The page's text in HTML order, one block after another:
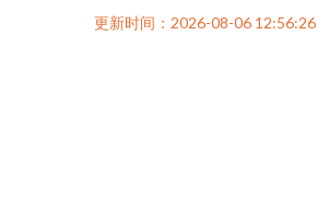
更新时间：2026-08-06 12:56:26